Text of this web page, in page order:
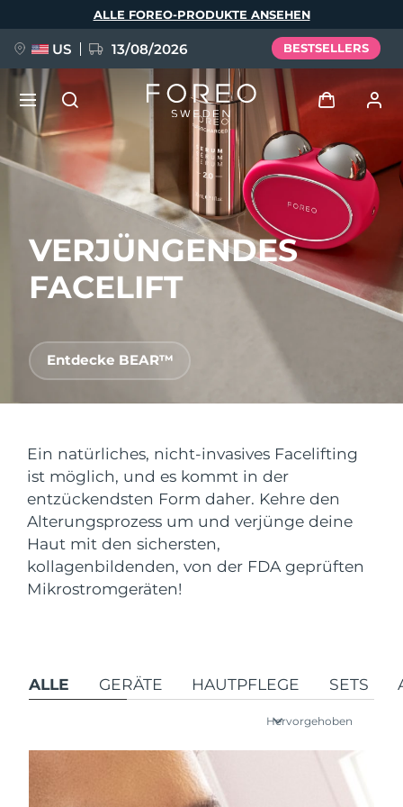
VERJÜNGENDES
FACELIFT
Entdecke BEAR™
Ein natürliches, nicht-invasives Facelifting
ist möglich, und es kommt in der
entzückendsten Form daher. Kehre den
Alterungsprozess um und verjünge deine
Haut mit den sichersten,
kollagenbildenden, von der FDA geprüften
Mikrostromgeräten!
ALLE GERÄTE HAUTPFLEGE SETS
Hervorgehoben
ALLE FOREO-PRODUKTE ANSEHEN
US 13/08/2026 BESTSELLERS
Anmelden
Benutzerkonto
Meine Geräte
Meine Bestellungen
NEU
FAQ™ Pure Beauty-Tech Elixir
BREAKING NEWS
issa™ Teeth Whitening Set
FAQ™ Dual LED Panel
BELIEBT
Rot-Lichttherapie
Sprache
English Deutsch
Español
Français
Italiano
Português
Türkçe
简体中文
Versandland
Vereinigte Staaten
Erwartete Lieferung
Vereinigtes
Königreich
Erwartete Lieferung
Spanien
Erwartete Lieferung
Frankreich
Erwartete Lieferung
12/08/2026
12/08/2026
Kanada
Erwartete Lieferung